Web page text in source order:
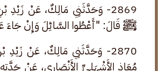
2869- وَحَدَّثَنِي مَالِكٌ، عَنْ
ﷺ قَالَ: "أَعْطُوا السَّائِلَ وَإِنْ
2870- وَحَدَّثَنِي مَالِكٌ، عَنْ
مُعَاذٍ الأَشْهَلِيِّ الأَنْصَاري، عَنْ